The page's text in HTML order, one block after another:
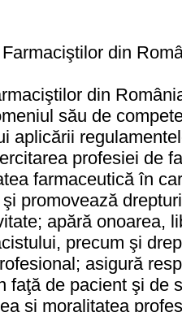
din
din
său de
aplicării
profesiei de
farmaceutică în
promovează
apără onoarea,
precum şi
asigură
faţă de pacient şi de
şi moralitatea